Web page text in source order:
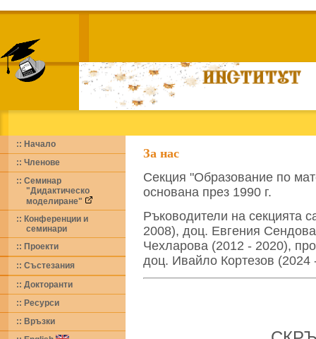
:: Начало
:: Членове
:: Семинар
"Дидактическо
моделиране"
:: Конференции и
семинари
:: Проекти
:: Състезания
:: Докторанти
:: Ресурси
:: Връзки
За нас
Секция "Образование по
основана през 1990 г.
Ръководители на секцията
2008), доц. Евгения
Чехларова (2012 - 2020),
доц. Ивайло Кортезов (2024